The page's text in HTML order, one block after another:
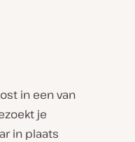
in een van
je
in plaats